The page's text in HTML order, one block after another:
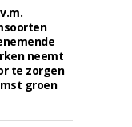
neemt
te zorgen
groen